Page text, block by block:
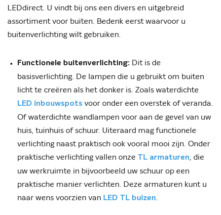
LEDdirect. U vindt bij ons een divers en uitgebreid
assortiment voor buiten. Bedenk eerst waarvoor u
buitenverlichting wilt gebruiken.
Functionele buitenverlichting: Dit is de
basisverlichting. De lampen die u gebruikt om buiten
licht te creëren als het donker is. Zoals waterdichte
LED inbouwspots voor onder een overstek of veranda.
Of waterdichte wandlampen voor aan de gevel van uw
huis, tuinhuis of schuur. Uiteraard mag functionele
verlichting naast praktisch ook vooral mooi zijn. Onder
praktische verlichting vallen onze TL armaturen , die
uw werkruimte in bijvoorbeeld uw schuur op een
praktische manier verlichten. Deze armaturen kunt u
naar wens voorzien van LED TL buizen